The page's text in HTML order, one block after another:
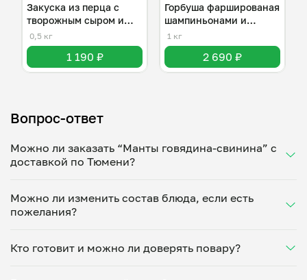
Закуска из перца с
творожным сыром и
орехами .
0,5 кг
1 190 ₽
Горбуша фаршированая
шампиньонами и
моцарелла .
1 кг
2 690 ₽
Вопрос-ответ
Можно ли заказать “Манты говядина-свинина” с
доставкой по Тюмени?
Укажите удобное время — и получите свежее
домашнее блюдо в большой порции прямо с плиты.
минут. Статус заказа отслеживайте в личном
кабинете, а с поваром можно связаться напрямую в
Можно ли изменить состав блюда, если есть
пожелания?
ваши предпочтения: уберет специи, снизит
Укажите пожелания при оформлении или напишите
Кто готовит и можно ли доверять повару?